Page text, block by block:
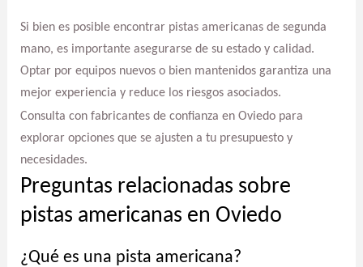
Si bien es posible encontrar pistas americanas de segunda
mano, es importante asegurarse de su estado y calidad.
Optar por equipos nuevos o bien mantenidos garantiza una
mejor experiencia y reduce los riesgos asociados.
Consulta con fabricantes de confianza en Oviedo para
explorar opciones que se ajusten a tu presupuesto y
necesidades.
Preguntas relacionadas sobre
pistas americanas en Oviedo
¿Qué es una pista americana?